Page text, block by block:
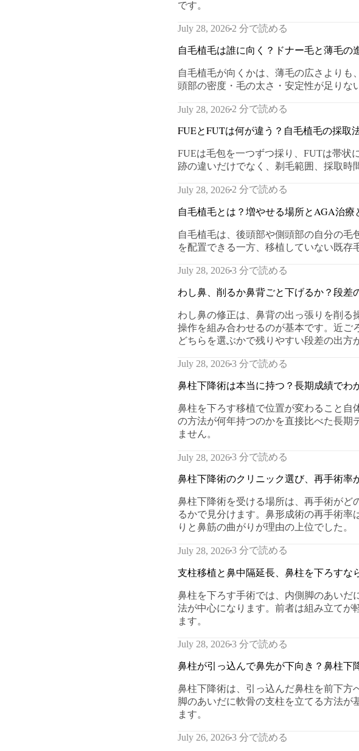
です。
July 28, 2026 2 分で読める
自毛植毛は誰に向く？ドナー毛と薄毛の
自毛植毛が向くかは、薄毛の広さより
頭部の密度・毛の太さ・安定性が足りな
July 28, 2026 2 分で読める
FUEとFUTは何が違う？自毛植毛の採取
FUEは毛包を一つずつ採り、FUTは帯状
跡の違いだけでなく、剃毛範囲、採取時
July 28, 2026 2 分で読める
自毛植毛とは？増やせる場所とAGA治療
自毛植毛は、後頭部や側頭部の自分の
を配置できる一方、移植していない既存
July 28, 20263 分で読める
わし鼻、削るか鼻背ごと下げるか？段差
わし鼻の修正は、鼻背の出っ張りを削る
操作を組み合わせるのが基本です。近ご
どちらを選ぶかで残りやすい段差の出方
July 28, 20263 分で読める
鼻柱下降術は本当に持つ？長期成績でわ
鼻柱を下ろす移植で位置が変わること自
の方法が何年持つのかを直接比べた長期
ません。
July 28, 20263 分で読める
鼻柱下降術のクリニック選び、再手術率
鼻柱下降術を受ける場所は、再手術がど
るかで見分けます。鼻形成術の再手術率
りと鼻筋の曲がりが理由の上位でした。
July 28, 20263 分で読める
支柱移植と鼻中隔延長、鼻柱を下ろすな
鼻柱を下ろす手術では、内側脚のあいだ
法が中心になります。前者は組み立てが
ます。
July 28, 20263 分で読める
鼻柱が引っ込んで鼻先が下向き？鼻柱下
鼻柱下降術は、引っ込んだ鼻柱を前下方
脚のあいだに軟骨の支柱を立てる方法が
ます。
July 26, 20263 分で読める